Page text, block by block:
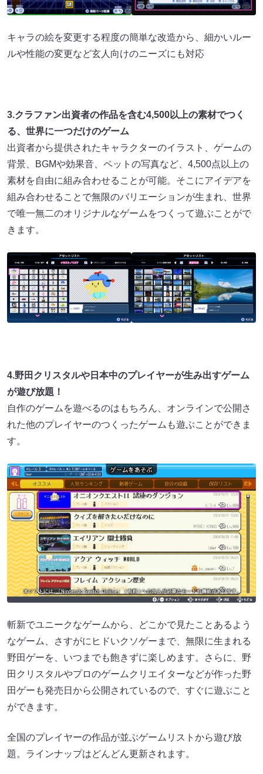
キャラの絵を変更する程度の簡単な改造から、細かいルー
ルや性能の変更など玄人向けのニーズにも対応
3.クラファン出資者の作品を含む4,500以上の素材でつく
る、世界に一つだけのゲーム
出資者から提供されたキャラクターのイラスト、ゲームの
背景、BGMや効果音、ペットの写真など、4,500点以上の
素材を自由に組み合わせることが可能。そこにアイデアを
組み合わせることで無限のバリエーションが生まれ、世界
で唯一無二のオリジナルなゲームをつくって遊ぶことがで
きます。
4.野田クリスタルや日本中のプレイヤーが生み出すゲーム
が遊び放題！
自作のゲームを遊べるのはもちろん、オンラインで公開さ
れた他のプレイヤーのつくったゲームも遊ぶことができま
す。
斬新でユニークなゲームから、どこかで見たことあるよう
なゲーム、さすがにヒドいクソゲーまで、無限に生まれる
野田ゲーを、いつまでも飽きずに楽しめます。さらに、野
田クリスタルやプロのゲームクリエイターなどが作った野
田ゲーも発売日から公開されているので、すぐに遊ぶこと
ができます。
全国のプレイヤーの作品が並ぶゲームリストから遊び放
題。ラインナップはどんどん更新されます。